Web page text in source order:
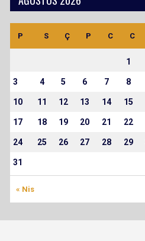
P S Ç P C C
« Nis
1
3 4 5 6 7 8
10 11 12 13 14 15
17 18 19 20 21 22
24 25 26 27 28 29
31